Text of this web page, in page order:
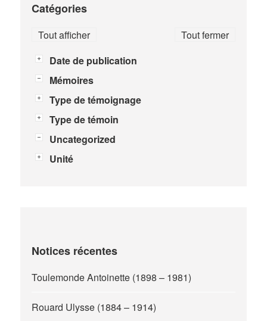
Catégories
Tout fermer
Tout afficher
Date de publication
Mémoires
Type de témoignage
Type de témoin
Uncategorized
Unité
Notices récentes
Toulemonde Antoinette (1898 – 1981)
Rouard Ulysse (1884 – 1914)